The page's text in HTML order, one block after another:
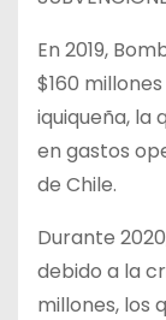
En 2019,
$160
iquiqueña, la
en gastos
de Chile.
Durante
debido a la
millones, los